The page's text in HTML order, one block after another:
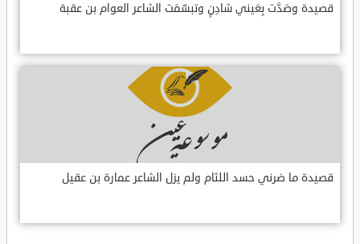
قصيدة وصَدَّت بِعَيني شادِنٍ وتبسّمَت الشاعر العوام بن عقبة
قصيدة ما ضرني حسد اللئام ولم يزل الشاعر عمارة بن عقيل